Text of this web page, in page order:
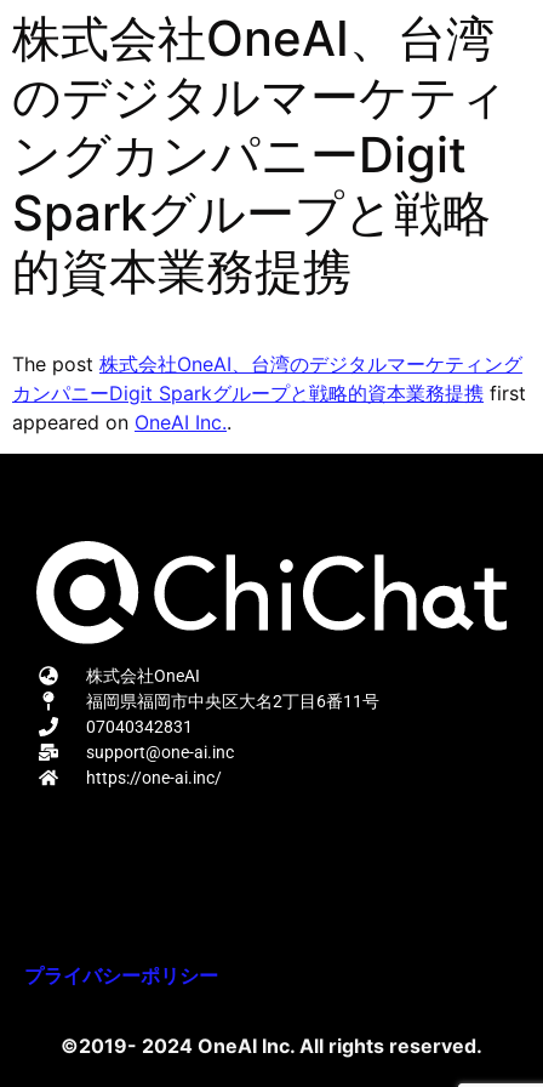
株式会社OneAI、台湾
のデジタルマーケティ
ングカンパニーDigit
Sparkグループと戦略
的資本業務提携
The post 株式会社OneAI、台湾のデジタルマーケティング
カンパニーDigit Sparkグループと戦略的資本業務提携 first
appeared on OneAI Inc..
株式会社OneAI
福岡県福岡市中央区大名2丁目6番11号
07040342831
support@one-ai.inc
https://one-ai.inc/
プライバシーポリシー
©2019- 2024 OneAI Inc. All rights reserved.